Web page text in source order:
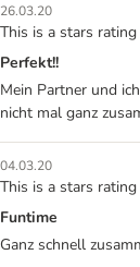
26.03.20
This is a stars
Perfekt!!
Mein Partner und
nicht mal ganz
04.03.20
This is a stars
Funtime
Ganz schnell